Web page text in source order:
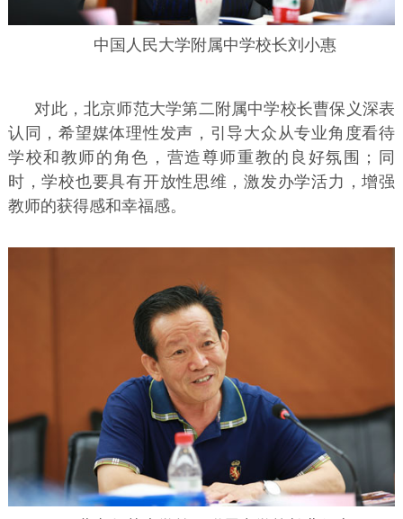
中国人民大学附属中学校长刘小惠
对此，北京师范大学第二附属中学校长曹保义深表
认同，希望媒体理性发声，引导大众从专业角度看待
学校和教师的角色，营造尊师重教的良好氛围；同
时，学校也要具有开放性思维，激发办学活力，增强
教师的获得感和幸福感。